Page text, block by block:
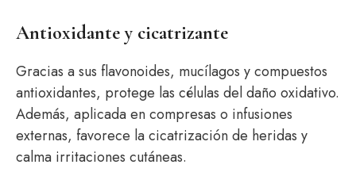
Antioxidante y cicatrizante
Gracias a sus flavonoides, mucílagos y compuestos
antioxidantes, protege las células del daño oxidativo.
Además, aplicada en compresas o infusiones
externas, favorece la cicatrización de heridas y
calma irritaciones cutáneas.